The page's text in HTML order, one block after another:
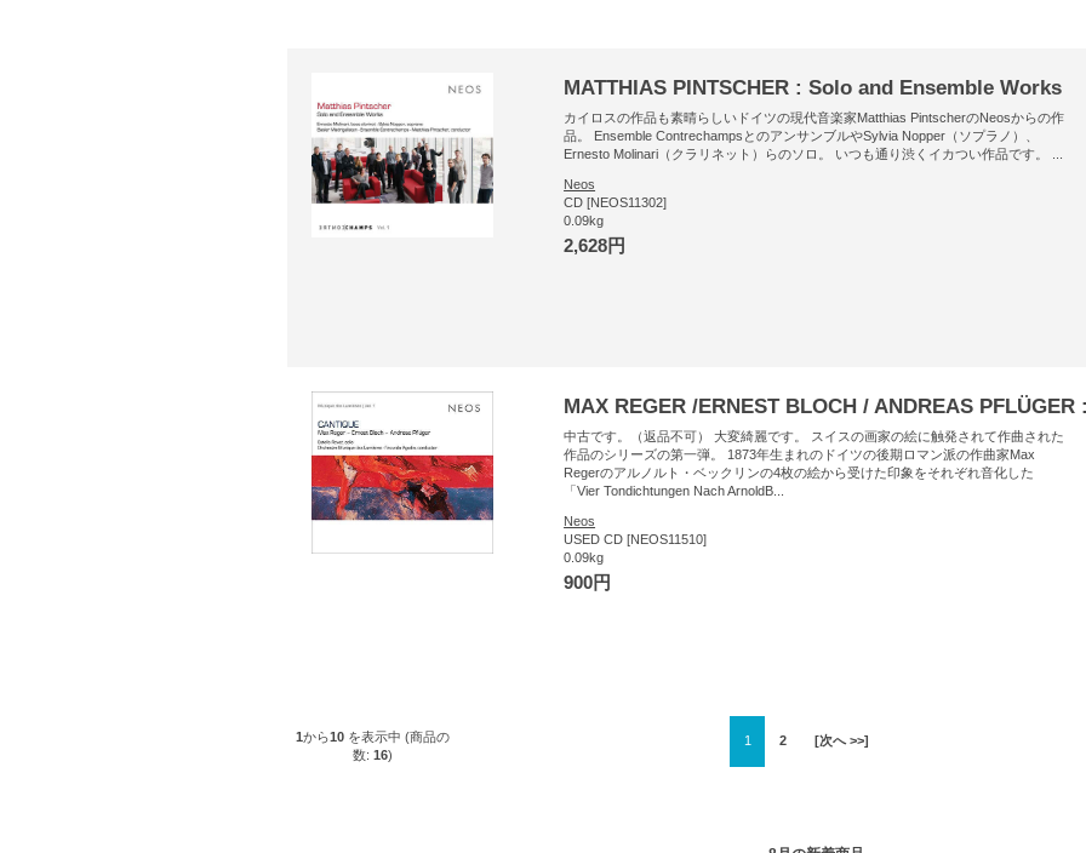
MATTHIAS PINTSCHER : Solo and Ensemble Works
カイロスの作品も素晴らしいドイツの現代音楽家Matthias PintscherのNeosからの作
品。 Ensemble ContrechampsとのアンサンブルやSylvia Nopper（ソプラノ）、
Ernesto Molinari（クラリネット）らのソロ。 いつも通り渋くイカつい作品です。 ...
Neos
CD [NEOS11302]
0.09kg
2,628円
MAX REGER /ERNEST BLOCH / ANDREAS
中古です。（返品不可） 大変綺麗です。 スイスの画家の絵に触発されて作曲された
作品のシリーズの第一弾。 1873年生まれのドイツの後期ロマン派の作曲家Max
Regerのアルノルト・ベックリンの4枚の絵から受けた印象をそれぞれ音化した
「Vier Tondichtungen Nach ArnoldB...
Neos
USED CD [NEOS11510]
0.09kg
900円
1 2 [次へ >>]
1から10 を表示中 (商品の
数:16)